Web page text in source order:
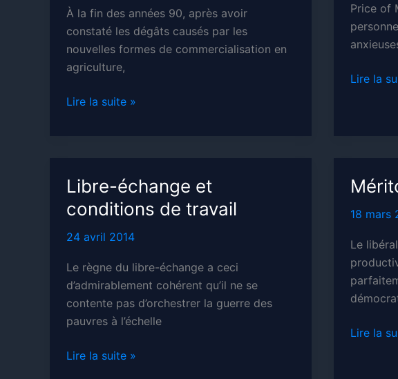
À la fin des années 90, après avoir
constaté les dégâts causés par les
nouvelles formes de commercialisation en
agriculture,
Distribution
général
Lire la suite »
Price of
Lire la
Libre-échange et
conditions de travail
24 avril 2014
Le règne du libre-échange a ceci
d’admirablement cohérent qu’il ne se
contente pas d’orchestrer la guerre des
pauvres à l’échelle
Libre-
Lire la suite »
18 mars
Le
Lire la